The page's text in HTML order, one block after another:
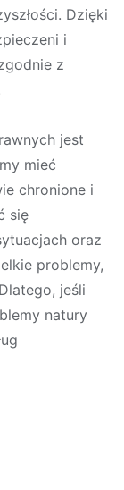
Dzięki
i
z
jest
mieć
chronione i
się
oraz
problemy,
jeśli
natury